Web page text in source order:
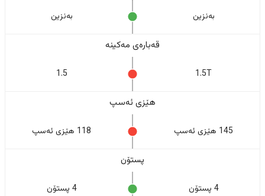
بەنزین بەنزین
قەبارەی مەکینە
1.5T
1.5
هێزی ئەسپ
145 هێزی ئەسپ 118 هێزی ئەسپ
پستۆن
4 پستۆن 4 پستۆن